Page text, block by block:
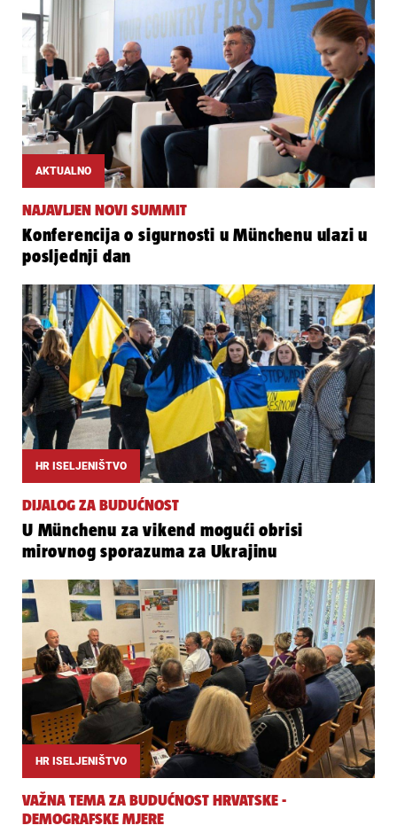
AKTUALNO
NAJAVLJEN NOVI SUMMIT
Konferencija o sigurnosti u Münchenu ulazi u
posljednji dan
HR ISELJENIŠTVO
DIJALOG ZA BUDUĆNOST
U Münchenu za vikend mogući obrisi
mirovnog sporazuma za Ukrajinu
HR ISELJENIŠTVO
VAŽNA TEMA ZA BUDUĆNOST HRVATSKE -
DEMOGRAFSKE MJERE